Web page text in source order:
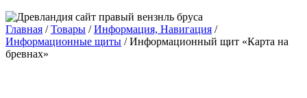
Главная /Товары /Информация, Навигация /
Информационные щиты /Информационный щит «Карта на
бревнах»